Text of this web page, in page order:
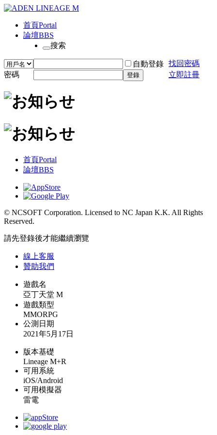
首頁Portal
論壇BBS
搜索
自動登錄 找回密碼
密碼
登錄 立即註冊
首頁Portal
論壇BBS
© NCSOFT Corporation. Licensed to NC Japan K.K. All Rights
Reserved.
請先登錄後才能繼續瀏覽
線上客服
贊助我們
遊戲名
亞丁天堂 M
遊戲類型
MMORPG
公測日期
2021年5月17日
版本基礎
Lineage M+R
可用系統
iOS/Android
可用模擬器
雷電